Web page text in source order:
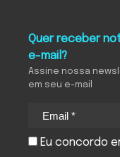
Quer receber
e-mail?
Assine nossa
em seu e-mail
Eu concordo